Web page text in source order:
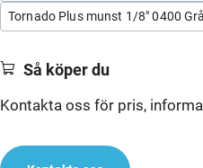
Tornado Plus munst 1/8" 0400
Så köper du
Kontakta oss för pris,